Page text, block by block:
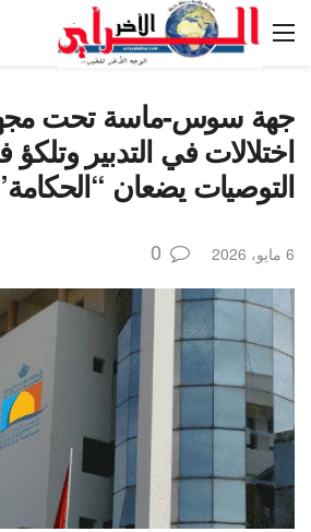
جهة سوس-ماسة تحت
اختلالات في التدبير وتلكؤ
التوصيات يضعان
6 مايو، 2026 0